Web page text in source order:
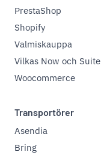
PrestaShop
Shopify
Valmiskauppa
Vilkas Now och Suite
Woocommerce
Transportörer
Asendia
Bring